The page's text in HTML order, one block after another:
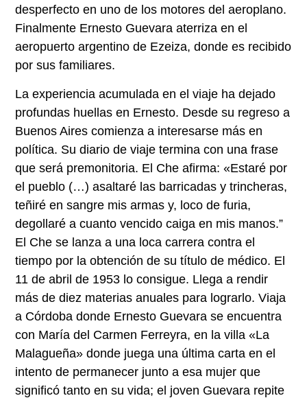
desperfecto en uno de los motores del aeroplano.
Finalmente Ernesto Guevara aterriza en el
aeropuerto argentino de Ezeiza, donde es recibido
por sus familiares.
La experiencia acumulada en el viaje ha dejado
profundas huellas en Ernesto. Desde su regreso a
Buenos Aires comienza a interesarse más en
política. Su diario de viaje termina con una frase
que será premonitoria. El Che afirma: «Estaré por
el pueblo (…) asaltaré las barricadas y trincheras,
teñiré en sangre mis armas y, loco de furia,
degollaré a cuanto vencido caiga en mis manos.”
El Che se lanza a una loca carrera contra el
tiempo por la obtención de su título de médico. El
11 de abril de 1953 lo consigue. Llega a rendir
más de diez materias anuales para lograrlo. Viaja
a Córdoba donde Ernesto Guevara se encuentra
con María del Carmen Ferreyra, en la villa «La
Malagueña» donde juega una última carta en el
intento de permanecer junto a esa mujer que
significó tanto en su vida; el joven Guevara repite